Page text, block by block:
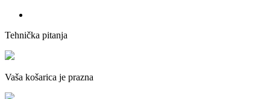
Tehnička pitanja
Vaša košarica je prazna